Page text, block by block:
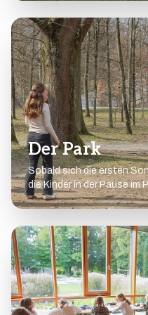
Der Park
Sobald sich die ersten
die Kinder in der Pause im